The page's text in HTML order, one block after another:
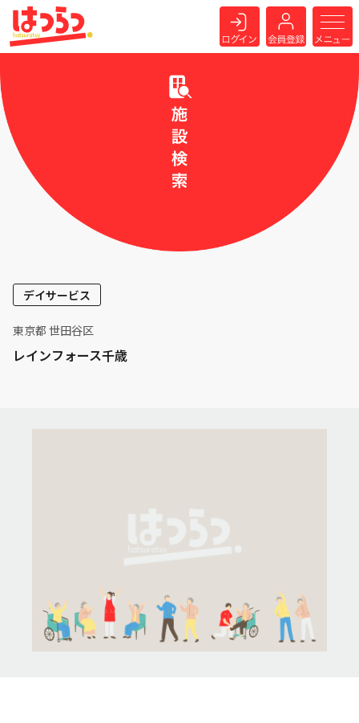
デイサービス
東京都 世田谷区
レインフォース千歳